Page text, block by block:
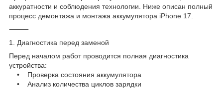
аккуратности и соблюдения технологии. Ниже описан полный
процесс демонтажа и монтажа аккумулятора iPhone 17.
⸻
1. Диагностика перед заменой
Перед началом работ проводится полная диагностика
устройства:
• Проверка состояния аккумулятора
• Анализ количества циклов зарядки